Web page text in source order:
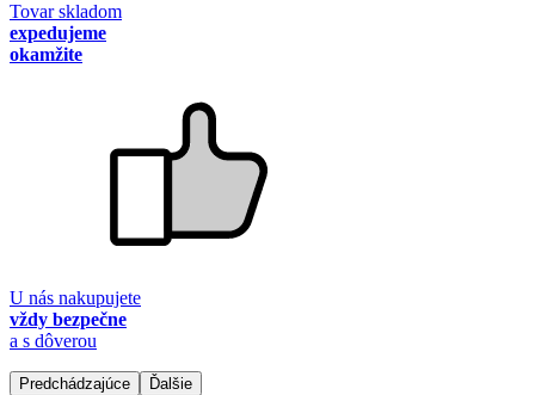
Tovar skladom
expedujeme
okamžite
U nás nakupujete
vždy bezpečne
a s dôverou
Predchádzajúce Ďalšie